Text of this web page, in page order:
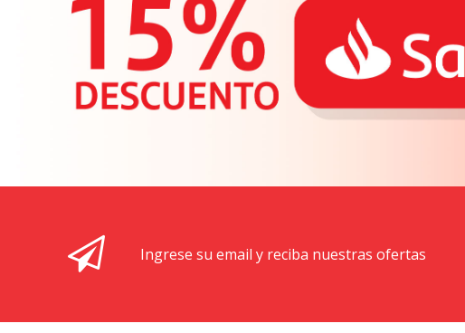
Ingrese su email y reciba nuestras ofertas